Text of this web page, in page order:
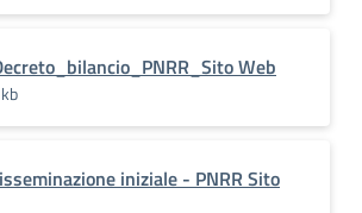
Web
iniziale - PNRR Sito